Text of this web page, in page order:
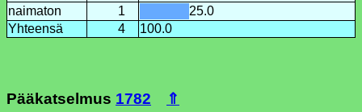
naimaton
1
25.0
Yhteensä
4 100.0
Pääkatselmus 1782 ⇑